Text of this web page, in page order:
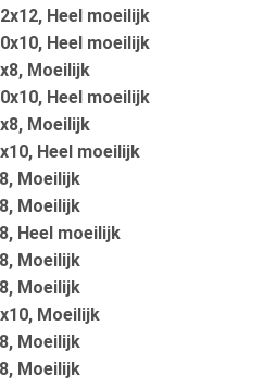
Heel moeilijk
Heel moeilijk
Moeilijk
Heel moeilijk
Moeilijk
Heel moeilijk
Moeilijk
Moeilijk
Heel moeilijk
Moeilijk
Moeilijk
Moeilijk
Moeilijk
Moeilijk